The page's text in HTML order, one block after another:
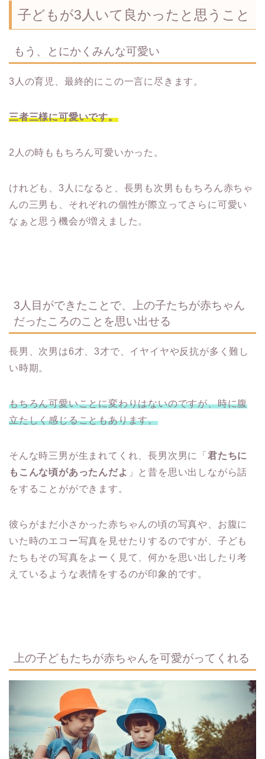
子どもが3人いて良かったと思うこと
もう、とにかくみんな可愛い
3人の育児、最終的にこの一言に尽きます。
三者三様に可愛いです。
2人の時ももちろん可愛いかった。
けれども、3人になると、長男も次男ももちろん赤ちゃ
んの三男も、それぞれの個性が際立ってさらに可愛い
なぁと思う機会が増えました。
3人目ができたことで、上の子たちが赤ちゃん
だったころのことを思い出せる
長男、次男は6才、3才で、イヤイヤや反抗が多く難し
い時期。
もちろん可愛いことに変わりはないのですが、時に腹
立たしく感じることもあります。
そんな時三男が生まれてくれ、長男次男に「君たちに
もこんな頃があったんだよ 」と昔を思い出しながら話
をすることがができます。
彼らがまだ小さかった赤ちゃんの頃の写真や、お腹に
いた時のエコー写真を見せたりするのですが、子ども
たちもその写真をよーく見て、何かを思い出したり考
えているような表情をするのが印象的です。
上の子どもたちが赤ちゃんを可愛がってくれる